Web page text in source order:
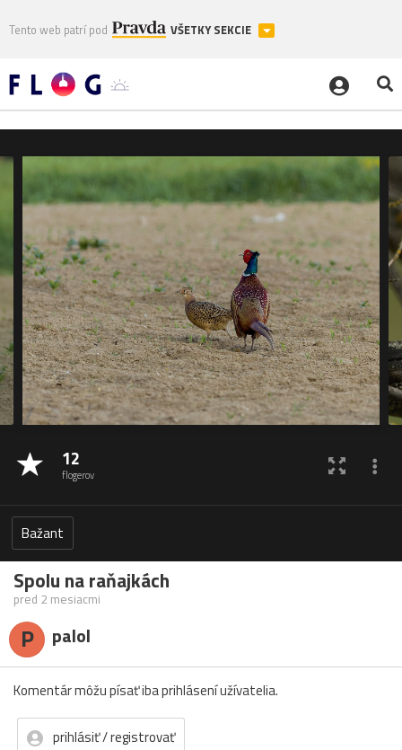
Tento web patrí pod VŠETKY SEKCIE
12
flogerov
Bažant
Spolu na raňajkách
pred 2 mesiacmi
P palol
Komentár môžu písať iba prihlásení užívatelia.
prihlásiť / registrovať